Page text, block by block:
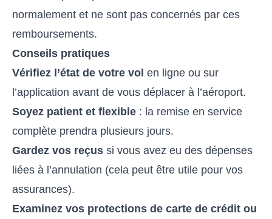
normalement et ne sont pas concernés par ces
remboursements.
Conseils pratiques
Vérifiez l’état de votre vol en ligne ou sur
l’application avant de vous déplacer à l’aéroport.
Soyez patient et flexible : la remise en service
complète prendra plusieurs jours.
Gardez vos reçus si vous avez eu des dépenses
liées à l’annulation (cela peut être utile pour vos
assurances).
Examinez vos protections de carte de crédit ou